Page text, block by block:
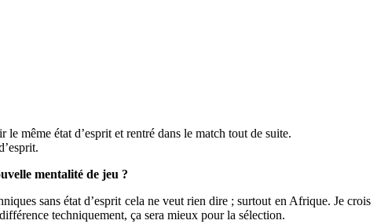
même état d’esprit et rentré dans le match tout de suite.
mentalité de jeu ?
sans état d’esprit cela ne veut rien dire ; surtout en Afrique. Je crois
techniquement, ça sera mieux pour la sélection.